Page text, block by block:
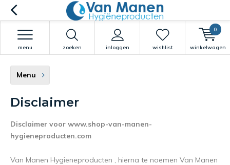
zoeken inloggen
menu wishlist winkelwagen
0
Menu
Disclaimer
Disclaimer voor www.shop-van-manen-
hygieneproducten.com
Van Manen Hygieneproducten , hierna te noemen Van Manen